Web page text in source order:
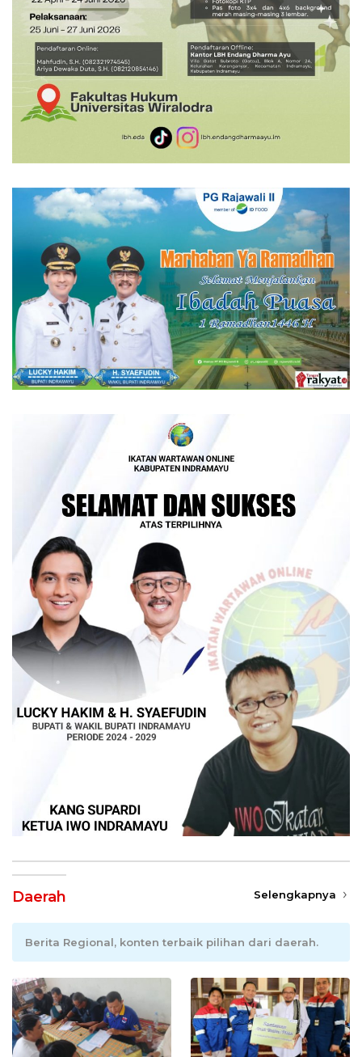
Daerah Selengkapnya
Berita Regional, konten terbaik pilihan dari daerah.